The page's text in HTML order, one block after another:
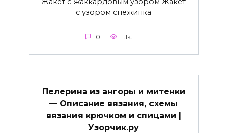
с узором снежинка
0 1.1к.
Пелерина из ангоры и митенки
— Описание вязания, схемы
вязания крючком и спицами |
Узорчик.ру